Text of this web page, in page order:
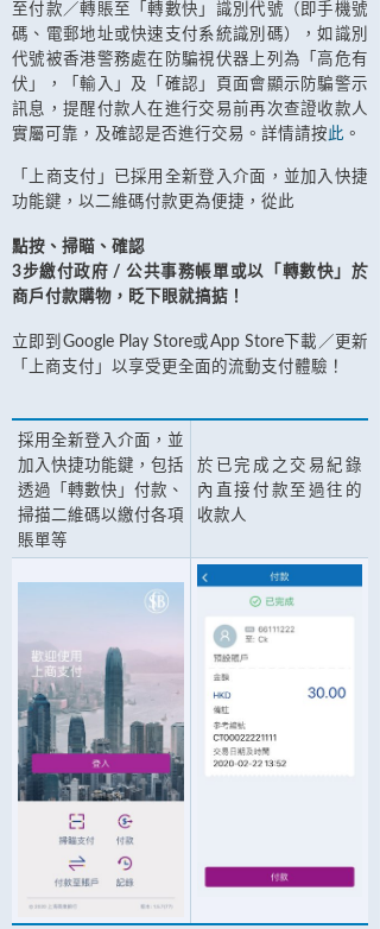
至付款／轉賬至「轉數快」識別代號（即手機號
碼、電郵地址或快速支付系統識別碼），如識別
代號被香港警務處在防騙視伏器上列為「高危有
伏」，「輸入」及「確認」頁面會顯示防騙警示
訊息，提醒付款人在進行交易前再次查證收款人
實屬可靠，及確認是否進行交易。詳情請按此 。
「上商支付」已採用全新登入介面，並加入快捷
功能鍵，以二維碼付款更為便捷，從此
點按、掃瞄、確認
3步繳付政府 / 公共事務帳單或以「轉數快」於
商戶付款購物，眨下眼就搞掂！
立即到Google Play Store或App Store下載／更新
「上商支付」以享受更全面的流動支付體驗！
採用全新登入介面，並
加入快捷功能鍵，包括
透過「轉數快」付款、
掃描二維碼以繳付各項
賬單等
於已完成之交易紀錄
內直接付款至過往的
收款人